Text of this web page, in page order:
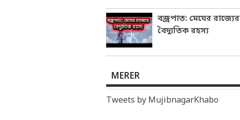
বজ্রপাত: মেঘের রাজ্যের
বৈদ্যুতিক রহস্য
MERER
Tweets by MujibnagarKhabo